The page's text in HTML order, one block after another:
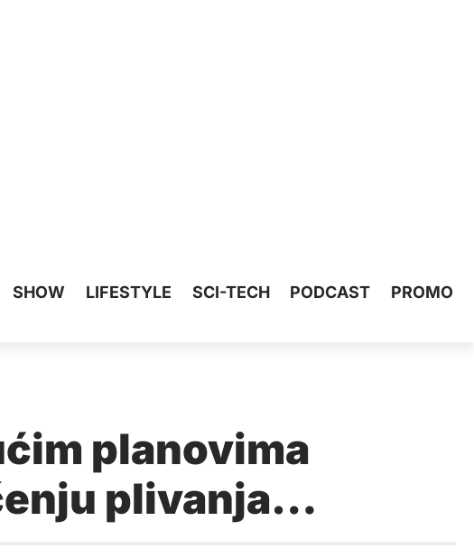
SHOW LIFESTYLE SCI-TECH PODCAST
PROMO
planovima
plivanja…